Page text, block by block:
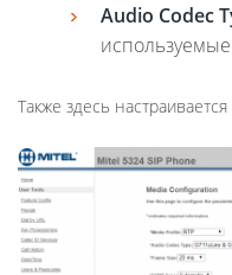
Audio Codec
Также здесь